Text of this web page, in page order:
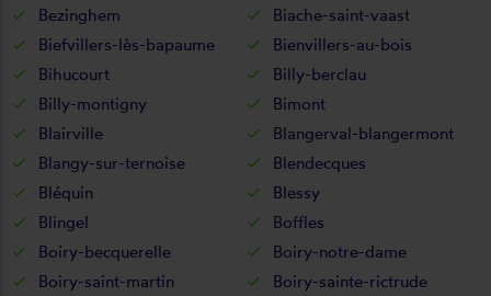
Bezinghem
Biache-saint-vaast
Biefvillers-lès-bapaume
Bienvillers-au-bois
Bihucourt
Billy-berclau
Billy-montigny
Bimont
Blairville
Blangerval-blangermont
Blangy-sur-ternoise
Blendecques
Bléquin
Blessy
Blingel
Boffles
Boiry-becquerelle
Boiry-notre-dame
Boiry-saint-martin
Boiry-sainte-rictrude